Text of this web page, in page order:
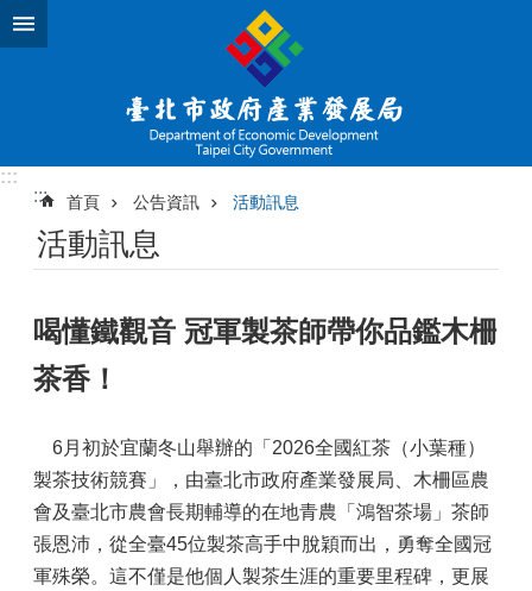
跳到主要內容區塊
:::
:::
首頁 公告資訊 活動訊息
活動訊息
喝懂鐵觀音 冠軍製茶師帶你品鑑木柵
茶香！
6月初於宜蘭冬山舉辦的「2026全國紅茶（小葉種）
製茶技術競賽」，由臺北市政府產業發展局、木柵區農
會及臺北市農會長期輔導的在地青農「鴻智茶場」茶師
張恩沛，從全臺45位製茶高手中脫穎而出，勇奪全國冠
軍殊榮。這不僅是他個人製茶生涯的重要里程碑，更展